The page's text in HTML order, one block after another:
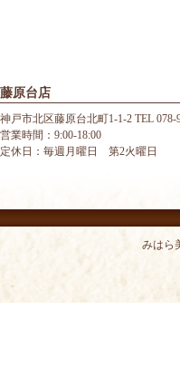
藤原台店
神戸市北区藤原台北町1-1-2 TEL 078-
営業時間：9:00-18:00
定休日：毎週月曜日 第2火曜日
みはら